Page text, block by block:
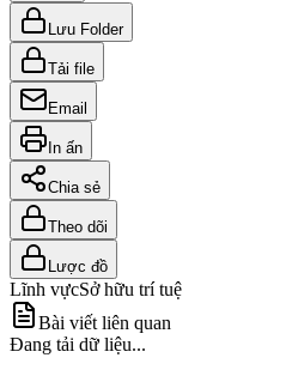
Lưu Folder
Tải file
Email
In ấn
Chia sẻ
Theo dõi
Lược đồ
Lĩnh vựcSở hữu trí tuệ
Bài viết liên quan
Đang tải dữ liệu...